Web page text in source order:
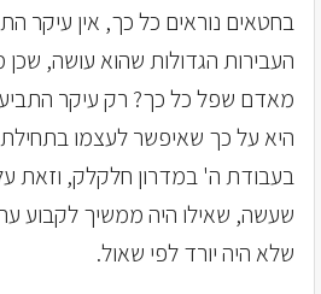
בחטאים נוראים כל כך, אין עיקר
העבירות הגדולות שהוא עושה,
מאדם שפל כל כך? רק עיקר
היא על כך שאיפשר לעצמו
בעבודת ה' במדרון חלקלק, וזאת
שעשה, שאילו היה ממשיך לקבוע
שלא היה יורד לפי שאול.